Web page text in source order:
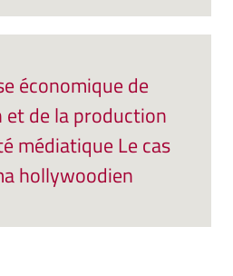
économique de
et de la production
médiatique Le cas
hollywoodien